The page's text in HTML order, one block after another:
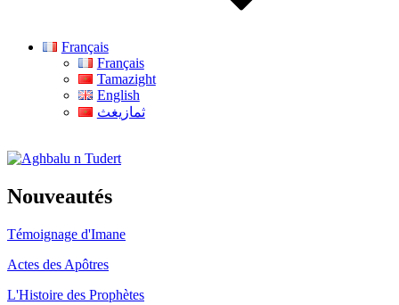
Français
Français
Tamazight
English
ثمازيغث
Aghbalu n Tudert
Nouveautés
Témoignage d'Imane
Actes des Apôtres
L'Histoire des Prophètes